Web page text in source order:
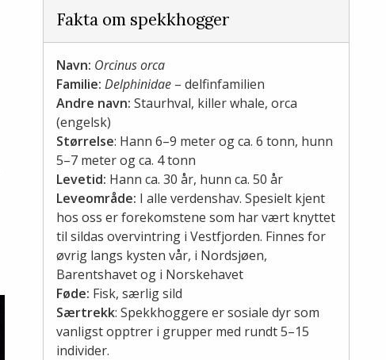
Fakta om spekkhogger
Navn: Orcinus orca
Familie: Delphinidae – delfinfamilien
Andre navn: Staurhval, killer whale, orca
(engelsk)
Størrelse: Hann 6–9 meter og ca. 6 tonn, hunn
5–7 meter og ca. 4 tonn
Levetid: Hann ca. 30 år, hunn ca. 50 år
Leveområde: I alle verdenshav. Spesielt kjent
hos oss er forekomstene som har vært knyttet
til sildas overvintring i Vestfjorden. Finnes for
øvrig langs kysten vår, i Nordsjøen,
Barentshavet og i Norskehavet
Føde: Fisk, særlig sild
Særtrekk: Spekkhoggere er sosiale dyr som
vanligst opptrer i grupper med rundt 5–15
individer.